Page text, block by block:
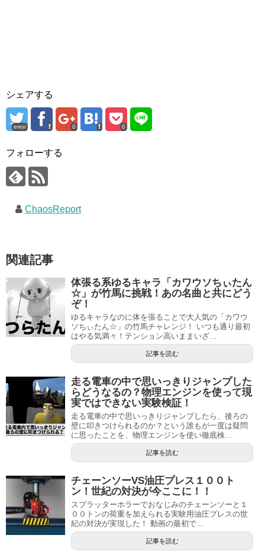
シェアする
error 0 0
フォローする
ChaosReport
関連記事
体張る系ゆるキャラ「カワウソちぃたん
☆」が竹馬に挑戦！あの名曲と共にどう
ぞ！
ゆるキャラなのに体を張ることで大人気の「カワウ
ソちぃたん☆」の竹馬チャレンジ！ いつも通り最初
はやる気満々！テンション高いままいざ...
記事を読む
走る電車の中で思いっきりジャンプした
らどうなるの？物理エンジンを使って現
実ではできない実験検証！
走る電車の中で思いっきりジャンプしたら、後ろの
壁に叩きつけられるのか？という誰もが一度は疑問
に思ったことを、物理エンジンを使い徹底検...
記事を読む
チェーンソーVS油圧プレス１００ト
ン！世紀の対決が今ここに！！
スプラッターホラーでおなじみのチェーンソーと１
００トンの荷重を加えられる実験用油圧プレスの世
紀の対決が実現した！ 動画の最初で...
記事を読む